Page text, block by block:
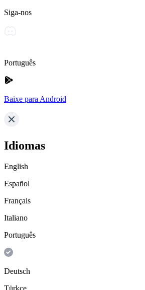
Siga-nos
Português
Baixe para Android
Idiomas
English
Español
Français
Italiano
Português
Deutsch